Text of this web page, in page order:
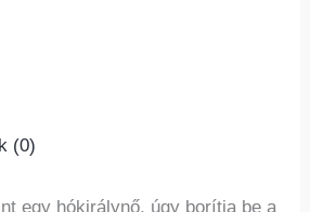
(0)
egy hókirálynő, úgy borítja be a